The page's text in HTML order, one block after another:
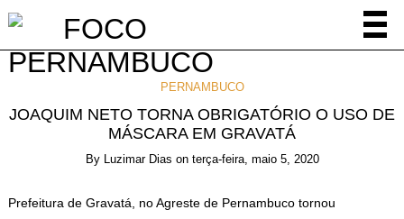
PERNAMBUCO
JOAQUIM NETO TORNA OBRIGATÓRIO O USO DE
MÁSCARA EM GRAVATÁ
By Luzimar Dias on terça-feira, maio 5, 2020
Prefeitura de Gravatá, no Agreste de Pernambuco tornou